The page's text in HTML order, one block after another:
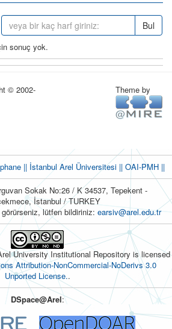
Bul
sonuç yok.
© 2002-
Theme by
|| İstanbul Arel Üniversitesi ||OAI-PMH ||
Sokak No:26 / K 34537, Tepekent -
İstanbul / TURKEY
lütfen bildiriniz: earsiv@arel.edu.tr
University Institutional Repository is licensed
Attribution-NonCommercial-NoDerivs 3.0
Unported License..
DSpace@Arel: